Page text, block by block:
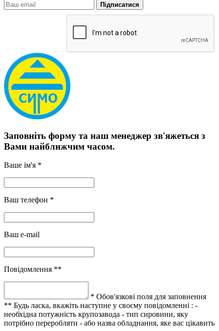
Підписатися
Заповніть форму та наш менеджер зв'яжеться з
Вами найближчим часом.
Ваше ім'я *
Ваш телефон *
Ваш e-mail
Повідомлення **
* Обов'язкові поля для заповнення
** Будь ласка, вкажіть наступне у своєму повідомленні : -
необхідна потужність крупозавода - тип сировини, яку
потрібно переробляти - або назва обладнання, яке вас цікавить